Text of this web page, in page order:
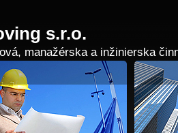
s.r.o.
manažérska a inžinierska